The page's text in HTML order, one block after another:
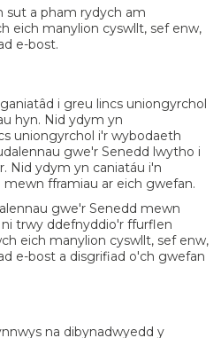
sut a pham rydych am
eich manylion cyswllt, sef enw,
e-bost.
i greu lincs uniongyrchol
hyn. Nid ydym yn
uniongyrchol i'r wybodaeth
gwe'r Senedd lwytho i
Nid ydym yn caniatáu i'n
fframiau ar eich gwefan.
gwe'r Senedd mewn
trwy ddefnyddio'r ffurflen
eich manylion cyswllt, sef enw,
e-bost a disgrifiad o'ch gwefan
na dibynadwyedd y